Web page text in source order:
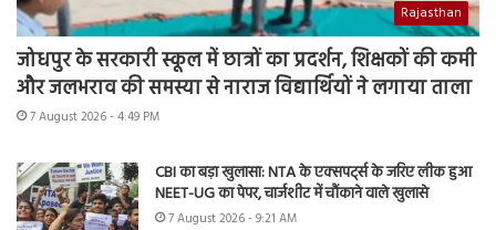
Rajasthan
जोधपुर के सरकारी स्कूल में छात्रों का प्रदर्शन, शिक्षकों की कमी
और जलभराव की समस्या से नाराज विद्यार्थियों ने लगाया ताला
7 August 2026 - 4:49 PM
CBI का बड़ा खुलासा: NTA के एक्सपर्ट्स के जरिए लीक हुआ
NEET-UG का पेपर, चार्जशीट में चौंकाने वाले खुलासे
7 August 2026 - 9:21 AM